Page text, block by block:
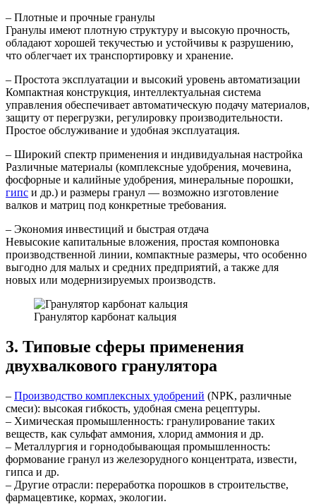
– Плотные и прочные гранулы
Гранулы имеют плотную структуру и высокую прочность,
обладают хорошей текучестью и устойчивы к разрушению,
что облегчает их транспортировку и хранение.
– Простота эксплуатации и высокий уровень автоматизации
Компактная конструкция, интеллектуальная система
управления обеспечивает автоматическую подачу материалов,
защиту от перегрузки, регулировку производительности.
Простое обслуживание и удобная эксплуатация.
– Широкий спектр применения и индивидуальная настройка
Различные материалы (комплексные удобрения, мочевина,
фосфорные и калийные удобрения, минеральные порошки,
гипс и др.) и размеры гранул — возможно изготовление
валков и матриц под конкретные требования.
– Экономия инвестиций и быстрая отдача
Невысокие капитальные вложения, простая компоновка
производственной линии, компактные размеры, что особенно
выгодно для малых и средних предприятий, а также для
новых или модернизируемых производств.
Гранулятор карбонат кальция
3. Типовые сферы применения
двухвалкового гранулятора
– Производство комплексных удобрений (NPK, различные
смеси): высокая гибкость, удобная смена рецептуры.
– Химическая промышленность: гранулирование таких
веществ, как сульфат аммония, хлорид аммония и др.
– Металлургия и горнодобывающая промышленность:
формование гранул из железорудного концентрата, извести,
гипса и др.
– Другие отрасли: переработка порошков в строительстве,
фармацевтике, кормах, экологии.